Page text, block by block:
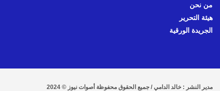
من نحن
هيئة التحرير
الجريدة الورقية
مدير النشر : خالد الدامي / جميع الحقوق محفوظة أصوات نيوز © 2024